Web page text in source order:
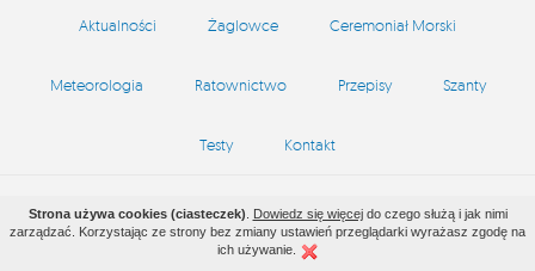
Aktualności Żaglowce Ceremoniał Morski
Meteorologia Ratownictwo Przepisy Szanty
Testy Kontakt
Copyright by zeglarstwo.waw.pl © 2026
Projekt i wykonanieVEGA Internet Studio
Strona używa cookies (ciasteczek) Dowiedz się więcejdo czego służą i jak nimi
zarządzać. Korzystając ze strony bez zmiany ustawień przeglądarki wyrażasz zgodę na
ich używanie.